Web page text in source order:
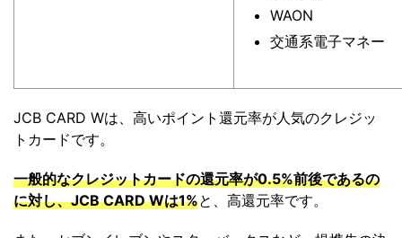
WAON
交通系電子マネー
JCB CARD Wは、高いポイント還元率が人気のクレジッ
トカードです。
一般的なクレジットカードの還元率が0.5%前後であるの
に対し、JCB CARD Wは1%と、高還元率です。